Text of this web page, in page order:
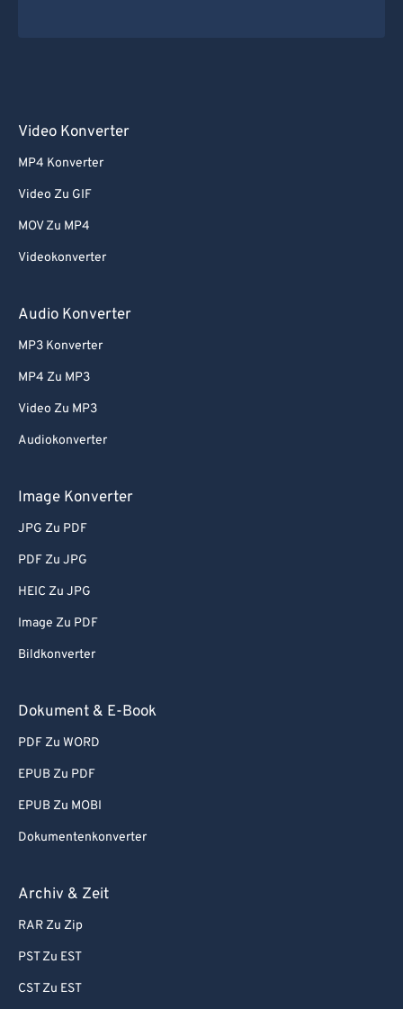
Video Konverter
MP4 Konverter
Video Zu GIF
MOV Zu MP4
Videokonverter
Audio Konverter
MP3 Konverter
MP4 Zu MP3
Video Zu MP3
Audiokonverter
Image Konverter
JPG Zu PDF
PDF Zu JPG
HEIC Zu JPG
Image Zu PDF
Bildkonverter
Dokument & E-Book
PDF Zu WORD
EPUB Zu PDF
EPUB Zu MOBI
Dokumentenkonverter
Archiv & Zeit
RAR Zu Zip
PST Zu EST
CST Zu EST